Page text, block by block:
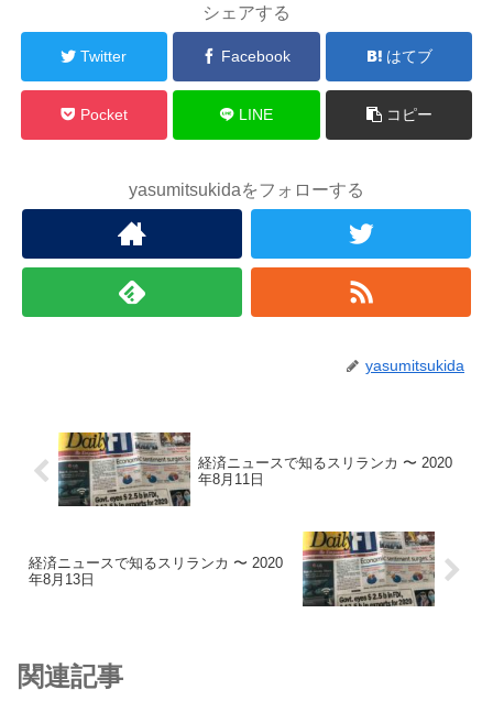
シェアする
Twitter Facebook はてブ
Pocket LINE コピー
yasumitsukidaをフォローする
yasumitsukida
経済ニュースで知るスリランカ 〜 2020
年8月11日
経済ニュースで知るスリランカ 〜 2020
年8月13日
関連記事